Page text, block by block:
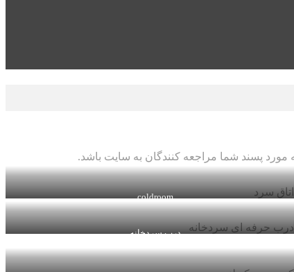
پسند شما مراجعه کنندگان به سایت باشد.
coldroom
درب سردخانه